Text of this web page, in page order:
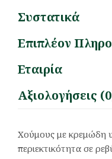
Συστατικά
Επιπλέον
Εταιρία
Αξιολογήσεις
Χούμους με κρεμώδη
περιεκτικότητα σε